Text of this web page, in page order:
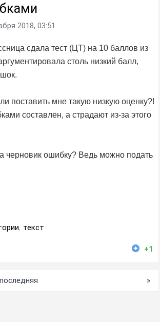
2018, 03:51
сдала тест (ЦТ) на 10 баллов из
столь низкий балл,
поставить мне такую низкую оценку?!
составлен, а страдают из-за этого
черновик ошибку? Ведь можно подать
, текст
+1
последняя »